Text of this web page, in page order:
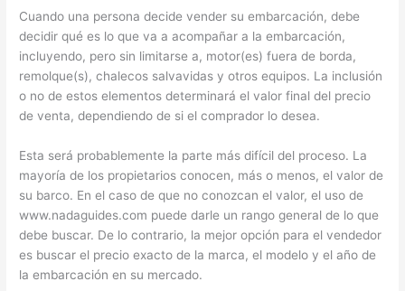
Cuando una persona decide vender su embarcación, debe
decidir qué es lo que va a acompañar a la embarcación,
incluyendo, pero sin limitarse a, motor(es) fuera de borda,
remolque(s), chalecos salvavidas y otros equipos. La inclusión
o no de estos elementos determinará el valor final del precio
de venta, dependiendo de si el comprador lo desea.
Esta será probablemente la parte más difícil del proceso. La
mayoría de los propietarios conocen, más o menos, el valor de
su barco. En el caso de que no conozcan el valor, el uso de
www.nadaguides.com puede darle un rango general de lo que
debe buscar. De lo contrario, la mejor opción para el vendedor
es buscar el precio exacto de la marca, el modelo y el año de
la embarcación en su mercado.